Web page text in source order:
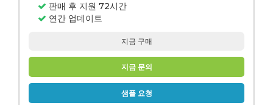
판매 후 지원 72시간
연간 업데이트
지금 구매
지금 문의
샘플 요청